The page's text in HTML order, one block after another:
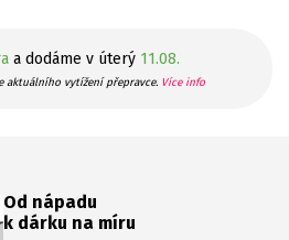
a dodáme v úterý 11.08.
aktuálního vytížení přepravce. Více info
Od nápadu
k dárku na míru